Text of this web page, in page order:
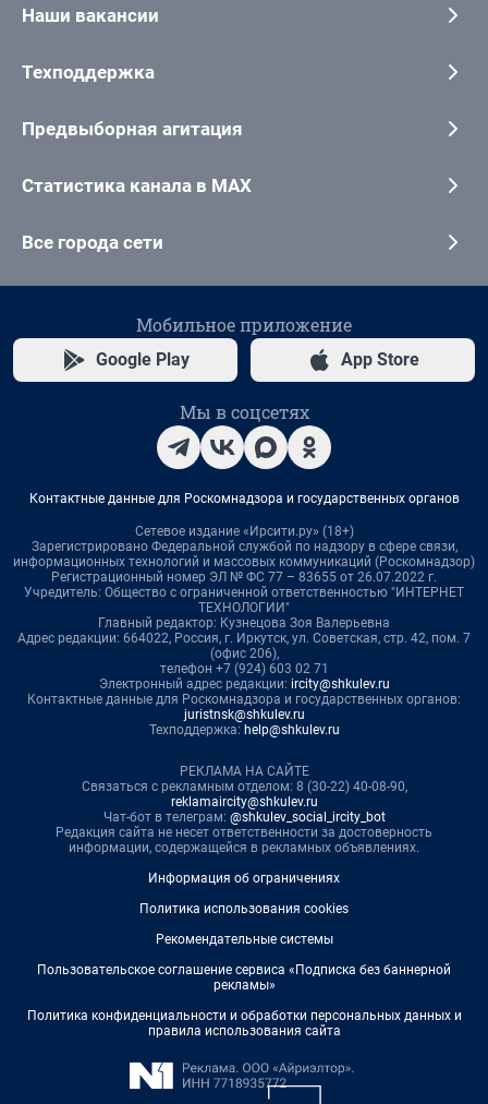
Наши вакансии
Техподдержка
Предвыборная агитация
Статистика канала в MAX
Все города сети
Мобильное приложение
Google Play App Store
Мы в соцсетях
Контактные данные для Роскомнадзора и государственных органов
Сетевое издание «Ирсити.ру» (18+)
Зарегистрировано Федеральной службой по надзору в сфере связи,
информационных технологий и массовых коммуникаций (Роскомнадзор)
Регистрационный номер ЭЛ № ФС 77 – 83655 от 26.07.2022 г.
Учредитель: Общество с ограниченной ответственностью "ИНТЕРНЕТ
ТЕХНОЛОГИИ"
Главный редактор: Кузнецова Зоя Валерьевна
Адрес редакции: 664022, Россия, г. Иркутск, ул. Советская, стр. 42, пом. 7
(офис 206),
телефон +7 (924) 603 02 71
Электронный адрес редакции: ircity@shkulev.ru
Контактные данные для Роскомнадзора и государственных органов:
juristnsk@shkulev.ru
Техподдержка: help@shkulev.ru
РЕКЛАМА НА САЙТЕ
Связаться с рекламным отделом: 8 (30-22) 40-08-90,
reklamaircity@shkulev.ru
Чат-бот в телеграм: @shkulev_social_ircity_bot
Редакция сайта не несет ответственности за достоверность
информации, содержащейся в рекламных объявлениях.
Информация об ограничениях
Политика использования cookies
Рекомендательные системы
Пользовательское соглашение сервиса «Подписка без баннерной
рекламы»
Политика конфиденциальности и обработки персональных данных и
правила использования сайта